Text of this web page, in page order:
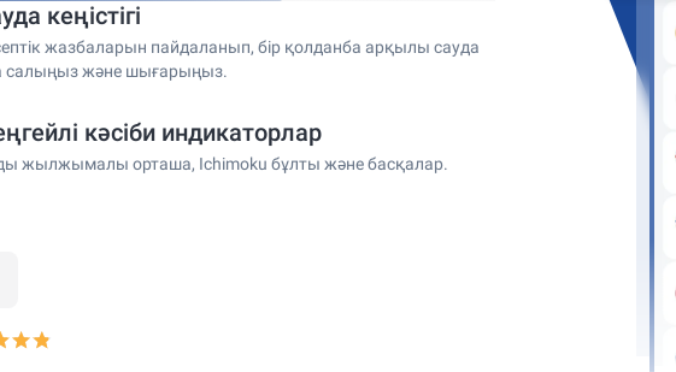
кеңістігі
жазбаларын пайдаланып, бір қолданба арқылы сауда
салыңыз және шығарыңыз.
кәсіби индикаторлар
жылжымалы орташа, Ichimoku бұлты және басқалар.